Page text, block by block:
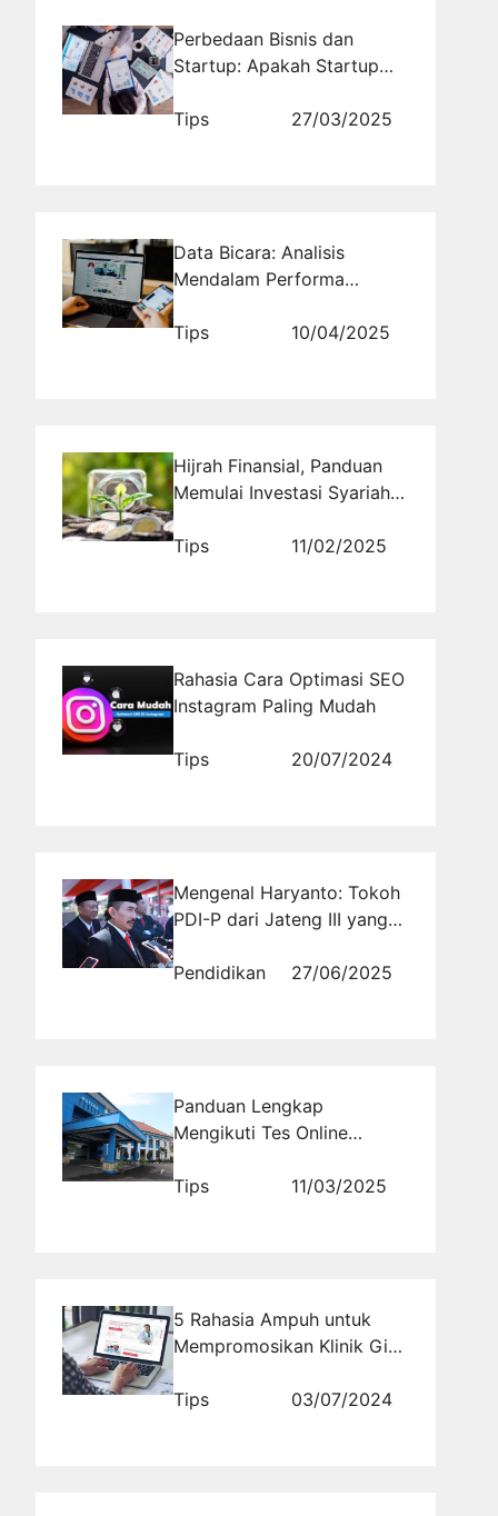
Perbedaan Bisnis dan
Startup: Apakah Startup
Teknologi?
Tips 27/03/2025
Data Bicara: Analisis
Mendalam Performa
Tips
10/04/2025
Hijrah Finansial, Panduan
Memulai Investasi Syariah
Tips
11/02/2025
Rahasia Cara Optimasi SEO
Instagram Paling Mudah
Tips 20/07/2024
Mengenal Haryanto: Tokoh
PDI-P dari Jateng III yang
Kerakyatan
Pendidikan 27/06/2025
Panduan Lengkap
Mengikuti Tes Online
Tips
11/03/2025
5 Rahasia Ampuh untuk
Mempromosikan Klinik Gigi
Tips
03/07/2024